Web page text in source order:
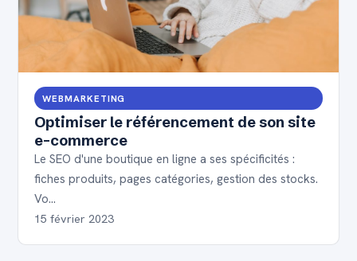
WEBMARKETING
Optimiser le référencement de son site
e-commerce
Le SEO d'une boutique en ligne a ses spécificités :
fiches produits, pages catégories, gestion des stocks.
Vo…
15 février 2023